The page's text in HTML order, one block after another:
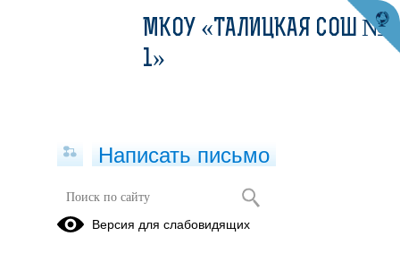
9 класс
МКОУ «ТАЛИЦКАЯ СОШ №
1»
Написать письмо
Версия для слабовидящих